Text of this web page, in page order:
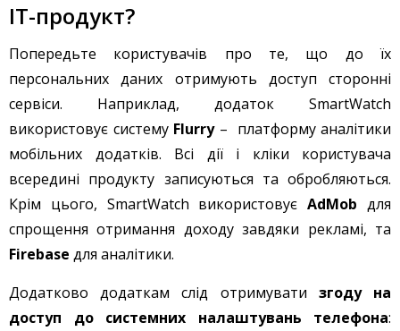
IT-продукт?
Попередьте користувачів про те, що до їх
персональних даних отримують доступ сторонні
сервіси. Наприклад, додаток SmartWatch
використовує систему Flurry– платформу аналітики
мобільних додатків. Всі дії і кліки користувача
всередині продукту записуються та обробляються.
Крім цього, SmartWatch використовуєAdMob для
спрощення отримання доходу завдяки рекламі, та
Firebase для аналітики.
Додатково додаткам слід отримувати згоду на
доступ до системних налаштувань телефона: